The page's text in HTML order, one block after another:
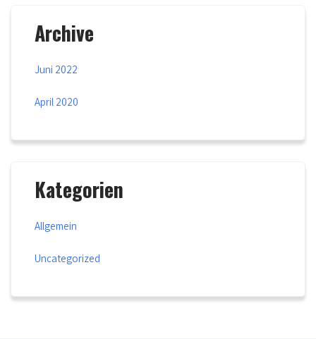
Archive
Juni 2022
April 2020
Kategorien
Allgemein
Uncategorized